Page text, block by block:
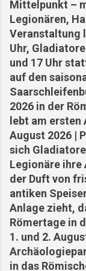
in
Mittelpunkt –
Legionären,
Veranstaltung
Uhr,
und 17 Uhr
auf den
2026 in der
lebt am
August 2026 |
sich
Legionäre ihre
der Duft von
antiken
Anlage zieht,
Römertage in
1. und 2.
in das